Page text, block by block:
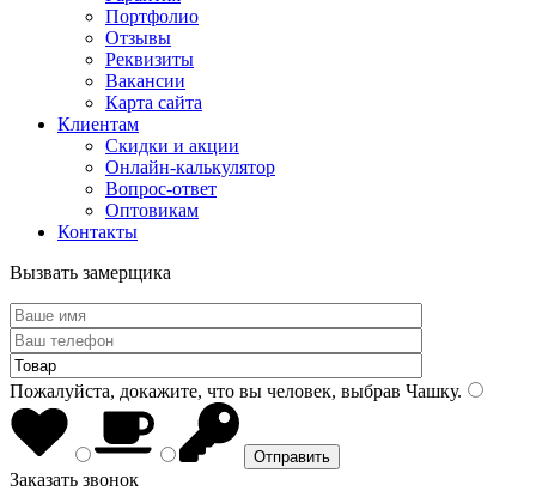
Портфолио
Отзывы
Реквизиты
Вакансии
Карта сайта
Клиентам
Скидки и акции
Онлайн-калькулятор
Вопрос-ответ
Оптовикам
Контакты
Вызвать замерщика
Пожалуйста, докажите, что вы человек, выбрав Чашку.
Заказать звонок